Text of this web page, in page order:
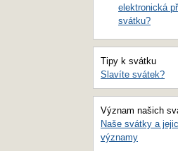
elektronická
svátku?
Tipy k svátku
Slavíte svátek?
Význam našich
Naše svátky a
významy